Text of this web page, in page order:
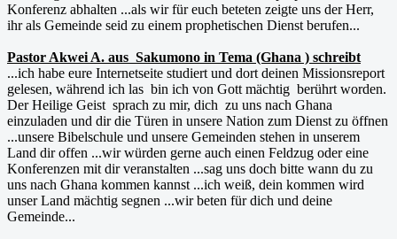
Konferenz abhalten ...als wir für euch beteten zeigte uns der Herr,
ihr als Gemeinde seid zu einem prophetischen Dienst berufen...
Pastor Akwei A. aus Sakumono in Tema (Ghana ) schreibt
...ich habe eure Internetseite studiert und dort deinen Missionsreport
gelesen, während ich las bin ich von Gott mächtig berührt worden.
Der Heilige Geist sprach zu mir, dich zu uns nach Ghana
einzuladen und dir die Türen in unsere Nation zum Dienst zu öffnen
...unsere Bibelschule und unsere Gemeinden stehen in unserem
Land dir offen ...wir würden gerne auch einen Feldzug oder eine
Konferenzen mit dir veranstalten ...sag uns doch bitte wann du zu
uns nach Ghana kommen kannst ...ich weiß, dein kommen wird
unser Land mächtig segnen ...wir beten für dich und deine
Gemeinde...